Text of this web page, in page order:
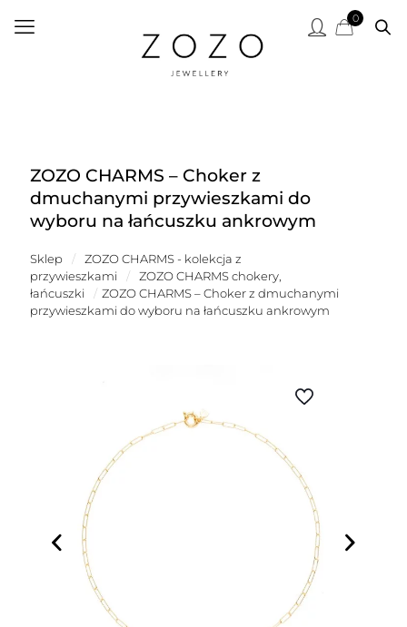
0
ZOZO CHARMS – Choker z
dmuchanymi przywieszkami do
wyboru na łańcuszku ankrowym
Sklep /
ZOZO CHARMS - kolekcja z
przywieszkami
/
ZOZO CHARMS chokery,
łańcuszki
/ ZOZO CHARMS – Choker z dmuchanymi
przywieszkami do wyboru na łańcuszku ankrowym